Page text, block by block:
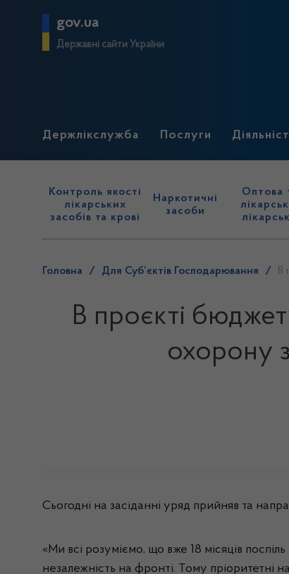
gov.ua
Державні сайти України
Держлікслужба Послуги
Контроль якості
лікарських
засобів та крові
Наркотичні
засоби
Оптова
Головна / Для Суб’єктів Господарювання / В
В проєкті
охорону
Сьогодні на засіданні уряд прийняв та
«Ми всі розуміємо, що вже 18 місяців
незалежність на фронті. Тому пріоритетні